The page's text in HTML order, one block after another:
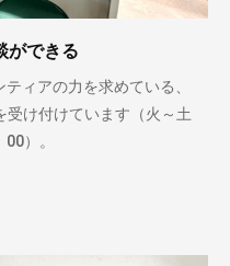
ができる
ィアの力を求めている、
受け付けています（火～土
）。